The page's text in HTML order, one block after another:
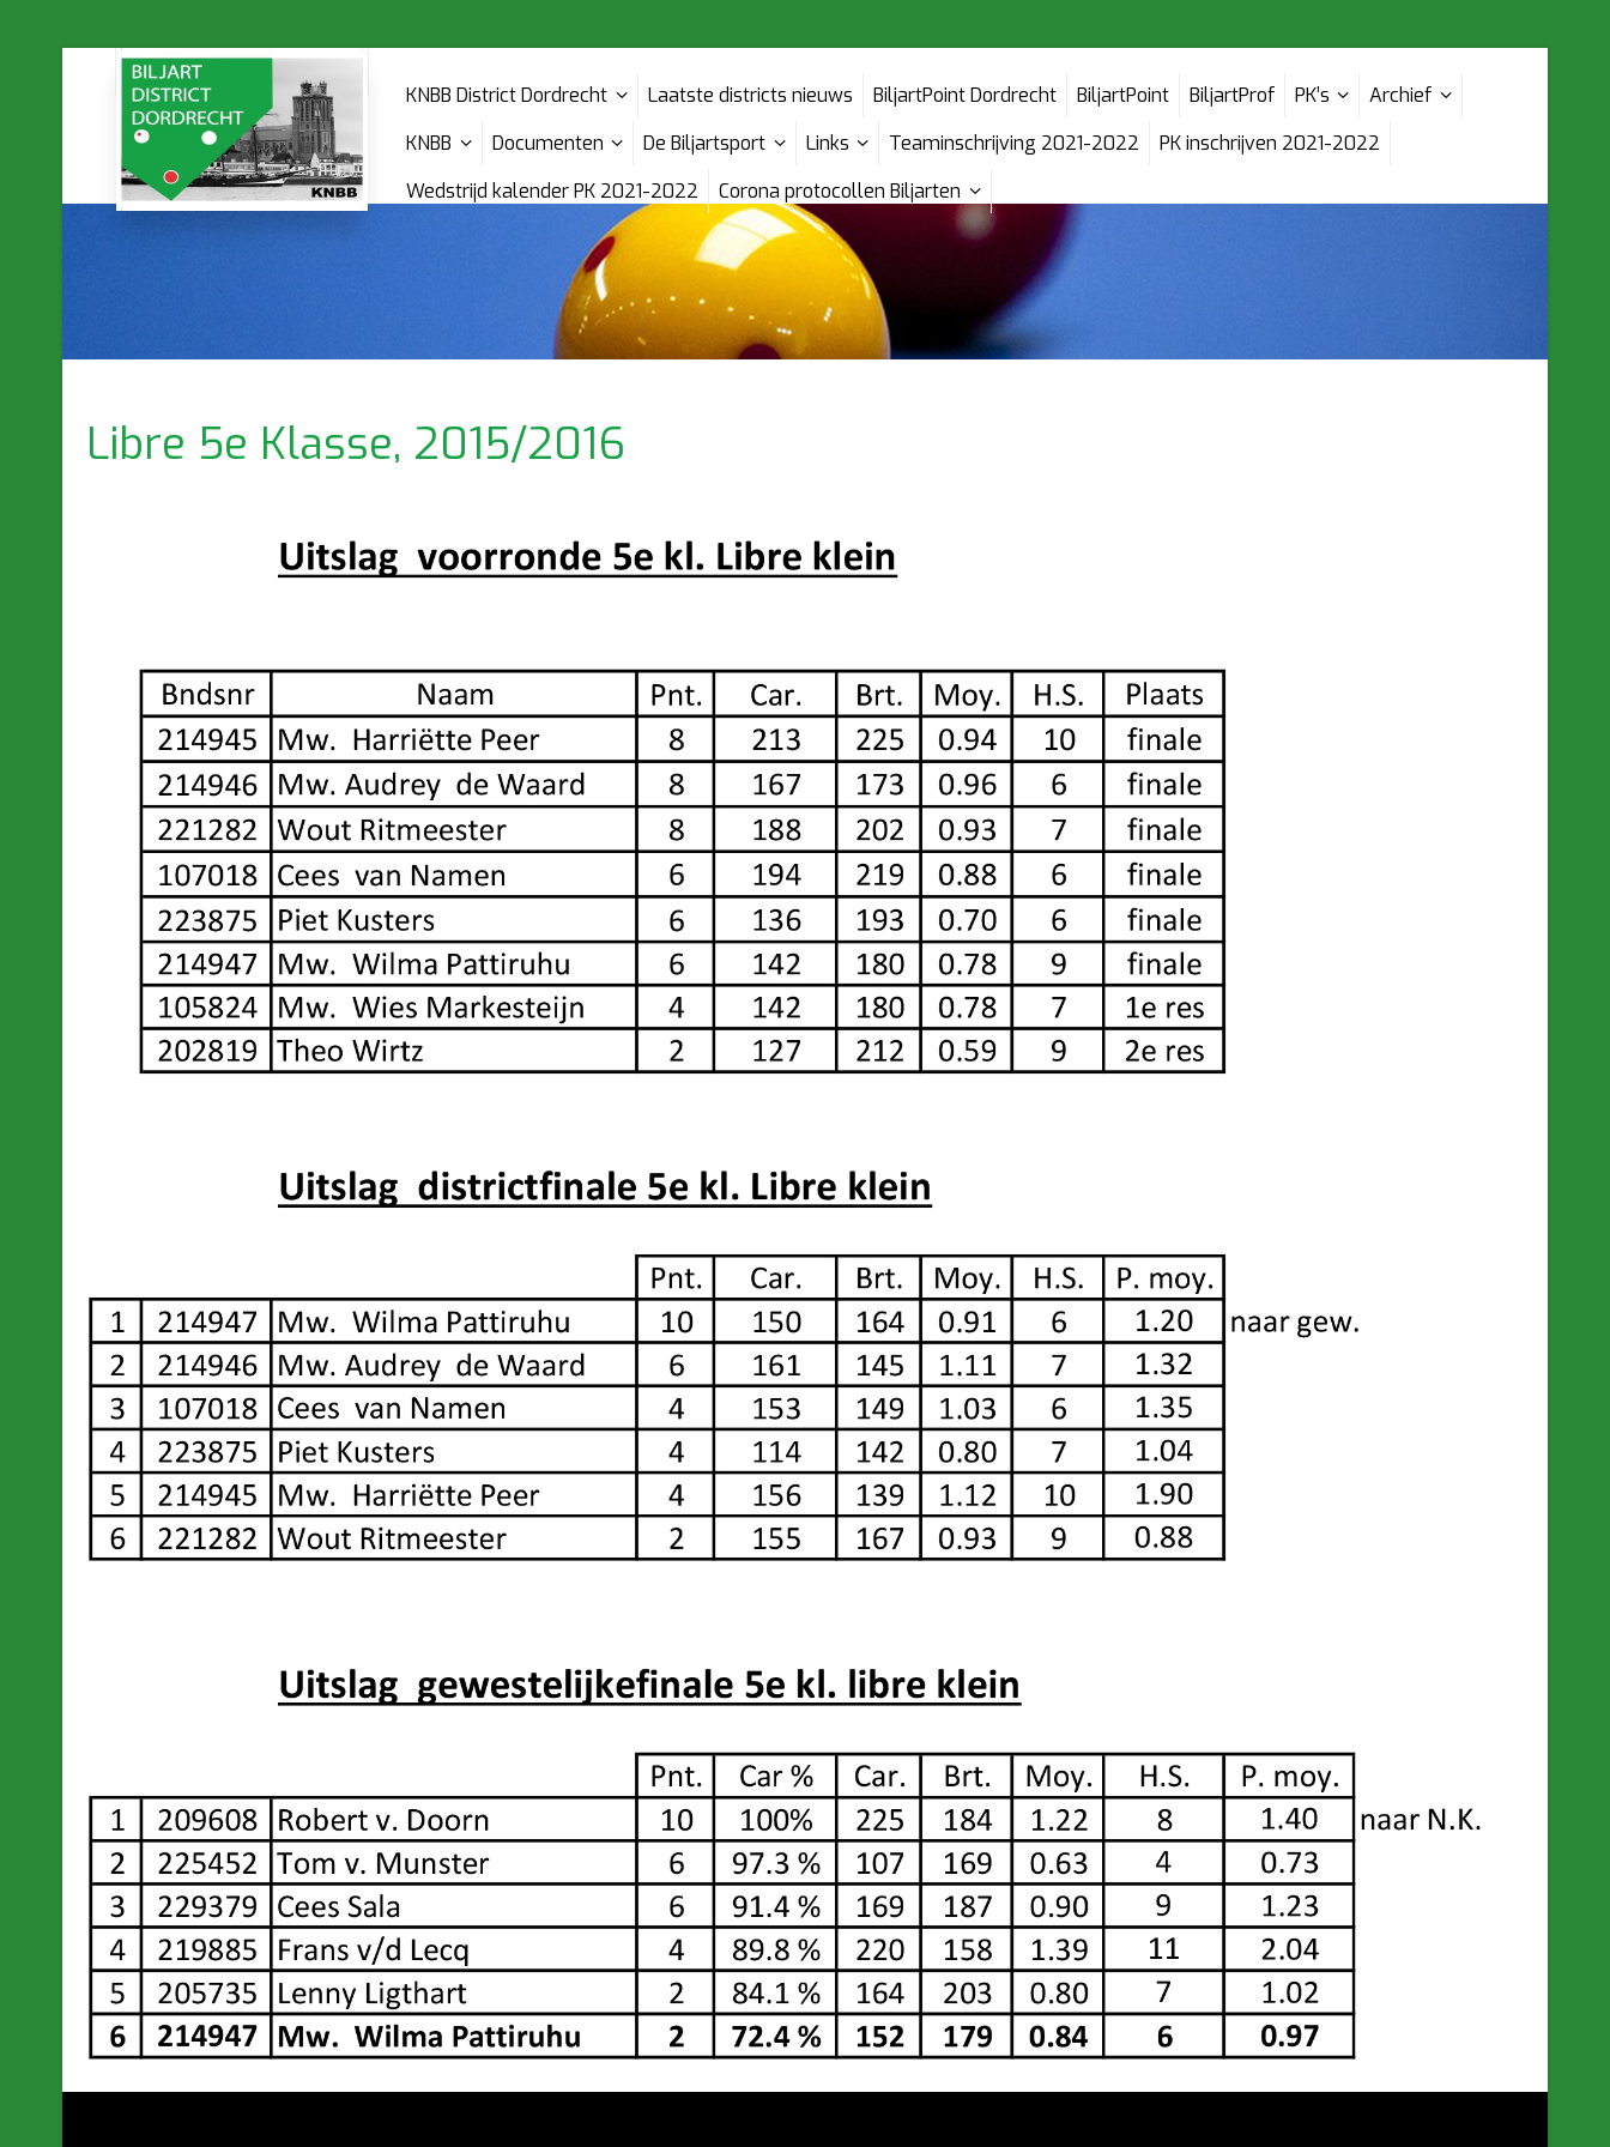
KNBB District Dordrecht Laatste districts nieuws BiljartPoint Dordrecht BiljartPoint BiljartProf PK’s
Archief
KNBB
Documenten De Biljartsport Links Teaminschrijving 2021-2022
PK inschrijven 2021-2022
Wedstrijd kalender PK 2021-2022
Corona protocollen Biljarten
Libre 5e Klasse, 2015/2016